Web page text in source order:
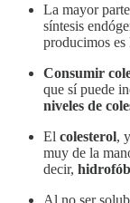
La mayor
síntesis
producimos es
Consumir
que sí puede
niveles de
El colesterol,
muy de la
decir,
Al no ser